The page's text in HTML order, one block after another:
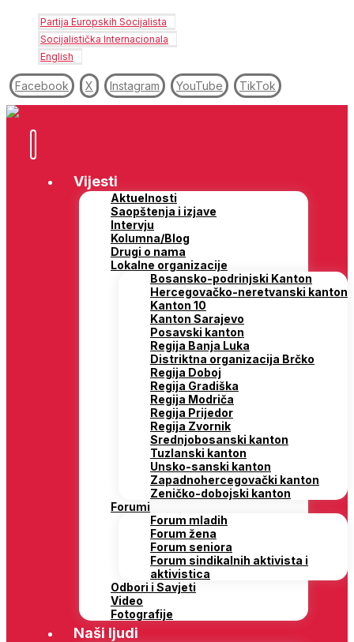
Partija Europskih Socijalista
Socijalistička Internacionala
English
Facebook X Instagram YouTube TikTok
Vijesti
Aktuelnosti
Saopštenja i izjave
Intervju
Kolumna/Blog
Drugi o nama
Lokalne organizacije
Bosansko-podrinjski Kanton
Hercegovačko-neretvanski kanton
Kanton 10
Kanton Sarajevo
Posavski kanton
Regija Banja Luka
Distriktna organizacija Brčko
Regija Doboj
Regija Gradiška
Regija Modriča
Regija Prijedor
Regija Zvornik
Srednjobosanski kanton
Tuzlanski kanton
Unsko-sanski kanton
Zapadnohercegovački kanton
Zeničko-dobojski kanton
Forumi
Forum mladih
Forum žena
Forum seniora
Forum sindikalnih aktivista i
aktivistica
Odbori i Savjeti
Video
Fotografije
Naši ljudi